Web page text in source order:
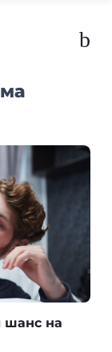
b
шанс на